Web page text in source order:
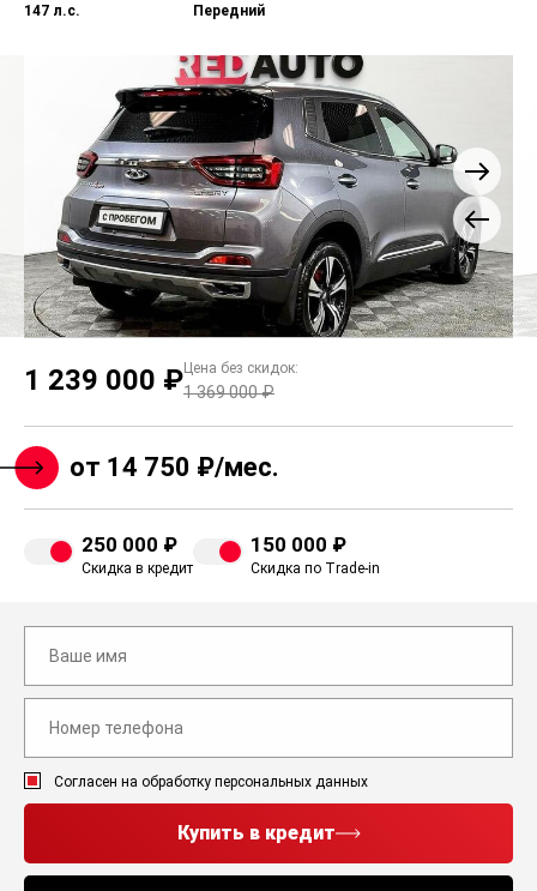
147 л.с. Передний
1 239 000 ₽Цена без скидок:
1 369 000 ₽
от 14 750 ₽/мес.
250 000 ₽
Скидка в кредит
150 000 ₽
Скидка по Trade-in
Согласен на обработку персональных данных
Купить в кредит